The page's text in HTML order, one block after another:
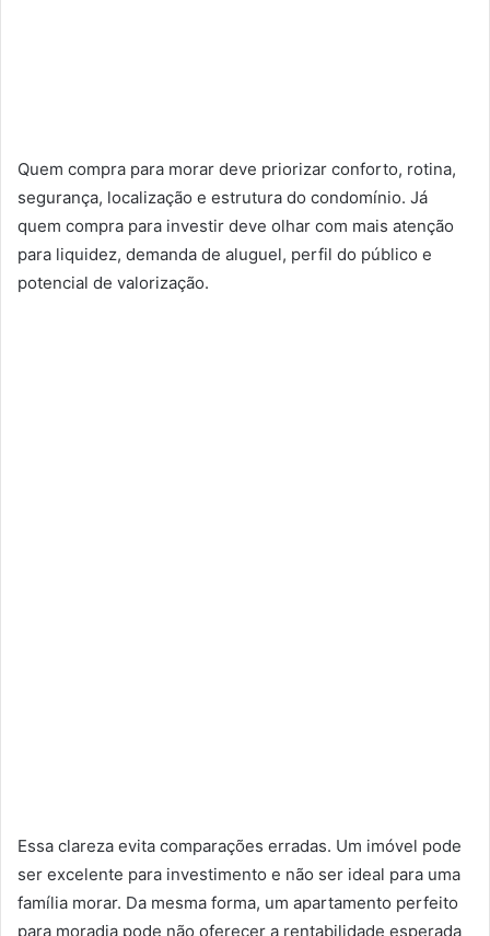
Quem compra para morar deve priorizar conforto, rotina,
segurança, localização e estrutura do condomínio. Já
quem compra para investir deve olhar com mais atenção
para liquidez, demanda de aluguel, perfil do público e
potencial de valorização.
Essa clareza evita comparações erradas. Um imóvel pode
ser excelente para investimento e não ser ideal para uma
família morar. Da mesma forma, um apartamento perfeito
para moradia pode não oferecer a rentabilidade esperada